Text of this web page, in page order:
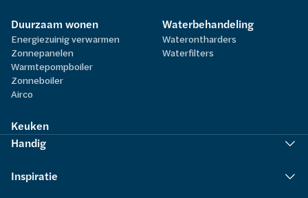
Duurzaam wonen
Energiezuinig verwarmen
Zonnepanelen
Warmtepompboiler
Zonneboiler
Airco
Waterbehandeling
Waterontharders
Waterfilters
Keuken
Handig
Inspiratie